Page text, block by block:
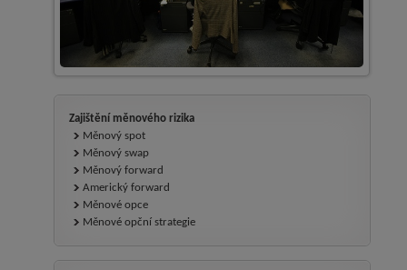
Zajištění měnového rizika
Měnový spot
Měnový swap
Měnový forward
Americký forward
Měnové opce
Měnové opční strategie